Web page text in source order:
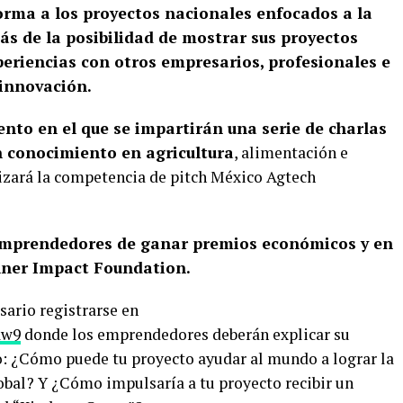
a los proyectos nacionales enfocados a la
de la posibilidad de mostrar sus proyectos
con otros empresarios, profesionales e
en el que se impartirán una serie de charlas
conocimiento en agricultura, alimentación e
la competencia de pitch México Agtech
de ganar premios económicos y en
Impact Foundation.
registrarse en
donde los emprendedores deberán explicar su
¿Cómo puede tu proyecto ayudar al mundo a lograr la
Y ¿Cómo impulsaría a tu proyecto recibir un